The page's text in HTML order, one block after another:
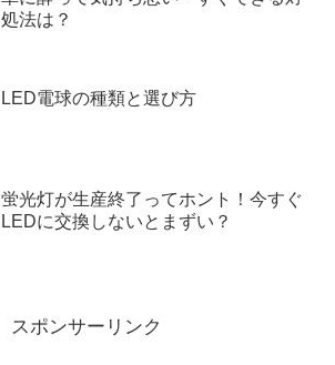
処法は？
LED電球の種類と選び方
蛍光灯が生産終了ってホント！今すぐ
LEDに交換しないとまずい？
スポンサーリンク